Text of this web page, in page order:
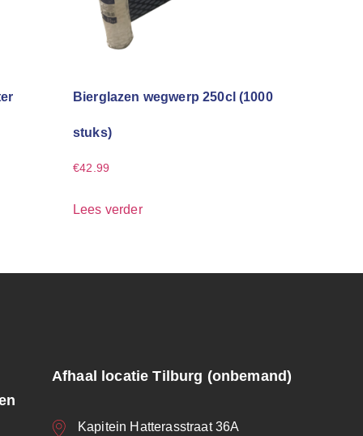
Bierglazen wegwerp 250cl (1000
stuks)
€42.99
Lees verder
Afhaal locatie Tilburg (onbemand)
Kapitein Hatterasstraat 36A